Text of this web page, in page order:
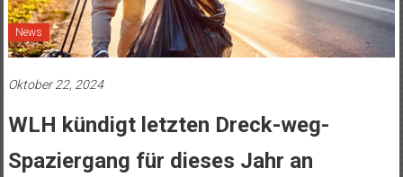
News
Oktober 22, 2024
WLH kündigt letzten Dreck-weg-
Spaziergang für dieses Jahr an